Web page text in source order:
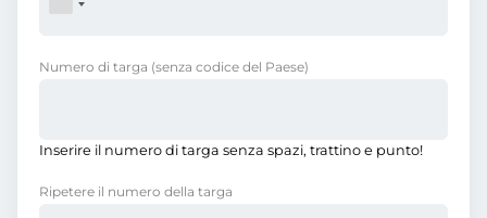
Numero di targa (senza codice del Paese)
Inserire il numero di targa senza spazi, trattino e punto!
Ripetere il numero della targa